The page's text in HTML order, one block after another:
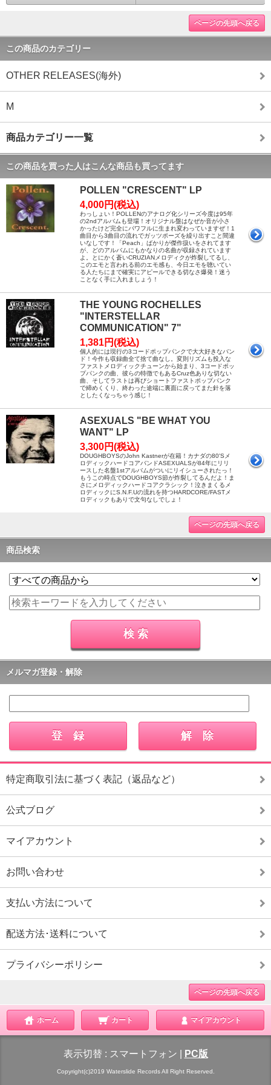
ページの先頭へ戻る
この商品のカテゴリー
OTHER RELEASES(海外)
M
商品カテゴリー一覧
この商品を買った人はこんな商品も買ってます
POLLEN "CRESCENT" LP
4,000円(税込)
わっしょい！POLLENのアナログ化シリーズ今度は95年
の2ndアルバムも登場！オリジナル盤はなぜか音が小さ
かったけど完全にパワフルに生まれ変わっていますぜ！1
曲目から3曲目の流れでガッツポーズを繰り出すこと間違
いなしです！「Peach」ばかりが傑作扱いをされてます
が、どのアルバムにもかなりの名曲が収録されています
よ。とにかく蒼いCRUZIANメロディクが炸裂してるし、
このエモと言われる前のエモ感も、今日エモを聴いてい
る人たちにまで確実にアピールできる切なさ爆発！迷う
ことなく手に入れましょう！
THE YOUNG ROCHELLES
"INTERSTELLAR
COMMUNICATION" 7"
1,381円(税込)
個人的には現行の3コードポップパンクで大大好きなバン
ド！今作も収録曲全て捨て曲なし。変則リズムも投入な
ファストメロディックチューンから始まり、3コードポッ
プパンクの曲、彼らの特徴でもあるCruz色ありな切ない
曲、そしてラストは再びショートファストポップパンク
で締めくくり、終わった途端に裏面に戻ってまた針を落
としたくなっちゃう感じ！
ASEXUALS "BE WHAT YOU
WANT" LP
3,300円(税込)
DOUGHBOYSのJohn Kastnerが在籍！カナダの80'Sメ
ロディックハードコアバンドASEXUALSが84年にリリ
ースした名盤1stアルバムがついにリイシューされたっ！
もうこの時点でDOUGHBOYS節が炸裂してるんだよ！ま
さにメロディックハードコアクラシック！泣きまくるメ
ロディックにS.N.F.Uの流れを持つHARDCORE/FASTメ
ロディックもありで文句なしでしょ！
ページの先頭へ戻る
商品検索
メルマガ登録・解除
特定商取引法に基づく表記（返品など）
公式ブログ
マイアカウント
お問い合わせ
支払い方法について
配送方法･送料について
プライバシーポリシー
ページの先頭へ戻る
ホーム カート マイアカウント
表示切替 : スマートフォン PC版
Copyright(c)2019 Waterslide Records All Right Reserved.